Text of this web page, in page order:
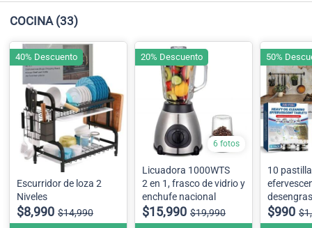
COCINA (33)
Escurridor de loza 2
Niveles
$8,990 $14,990
40% Descuento
6 fotos
Licuadora 1000WTS
2 en 1, frasco de vidrio y
enchufe nacional
$15,990 $19,990
20% Descuento
10
multiuso
$990
50%